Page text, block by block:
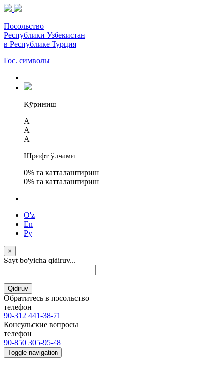
Посольство
Республики Узбекистан
в Республике Турция
Гос. символы
Кўриниш
A
A
A
Шрифт ўлчами
0% га катталаштириш
0% га катталаштириш
O'z
En
Ру
×
Sayt bo'yicha qidiruv...
Qidiruv
Обратитесь в посольство
телефон
90-312 441-38-71
Консульские вопросы
телефон
90-850 305-95-48
Toggle navigation